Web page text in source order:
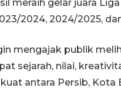
meraih gelar juara
2024, 2024/2025,
mengajak publik
sejarah, nilai,
antara Persib, Kota